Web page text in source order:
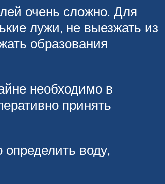
очень сложно. Для
лужи, не выезжать из
образования
необходимо в
принять
определить воду,